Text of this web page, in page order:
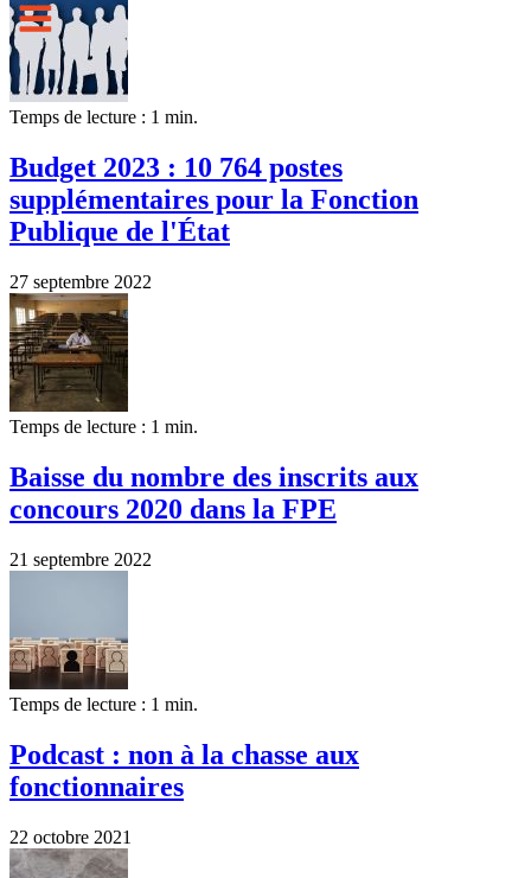
Temps de lecture : 1 min.
Budget 2023 : 10 764 postes
supplémentaires pour la Fonction
Publique de l'État
27 septembre 2022
Temps de lecture : 1 min.
Baisse du nombre des inscrits aux
concours 2020 dans la FPE
21 septembre 2022
Temps de lecture : 1 min.
Podcast : non à la chasse aux
fonctionnaires
22 octobre 2021